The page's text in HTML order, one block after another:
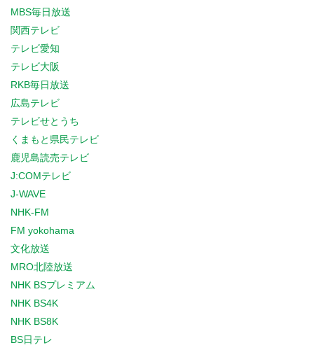
MBS毎日放送
関西テレビ
テレビ愛知
テレビ大阪
RKB毎日放送
広島テレビ
テレビせとうち
くまもと県民テレビ
鹿児島読売テレビ
J:COMテレビ
J-WAVE
NHK-FM
FM yokohama
文化放送
MRO北陸放送
NHK BSプレミアム
NHK BS4K
NHK BS8K
BS日テレ